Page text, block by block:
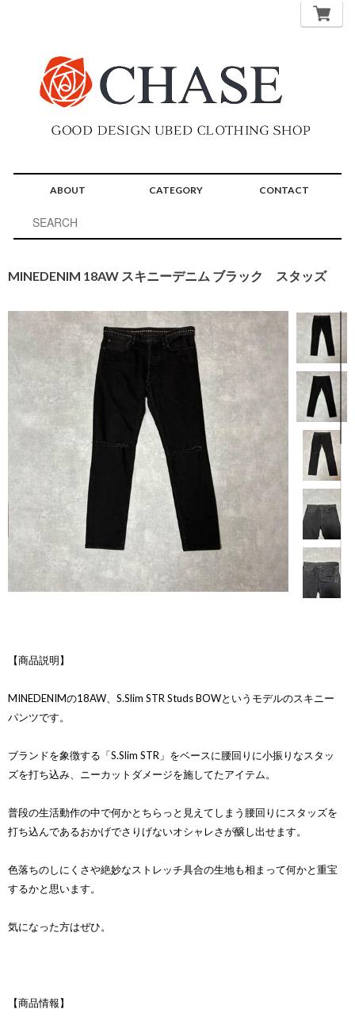
ABOUT CATEGORY CONTACT
MINEDENIM 18AW スキニーデニム ブラック スタッズ
【商品説明】
MINEDENIMの18AW、S.Slim STR Studs BOWというモデルのスキニー
パンツです。
ブランドを象徴する「S.Slim STR」をベースに腰回りに小振りなスタッ
ズを打ち込み、ニーカットダメージを施してたアイテム。
普段の生活動作の中で何かとちらっと見えてしまう腰回りにスタッズを
打ち込んであるおかげでさりげないオシャレさが醸し出せます。
色落ちのしにくさや絶妙なストレッチ具合の生地も相まって何かと重宝
するかと思います。
気になった方はぜひ。
【商品情報】